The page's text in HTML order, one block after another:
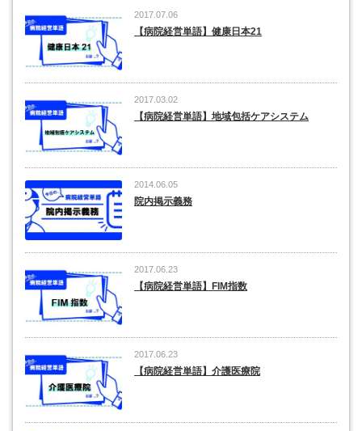
2017.07.06
【病院経営単語】健康日本21
2017.03.02
【病院経営単語】地域包括ケアシステム
2014.06.05
院内掲示義務
2017.06.23
【病院経営単語】FIM指数
2017.06.23
【病院経営単語】介護医療院